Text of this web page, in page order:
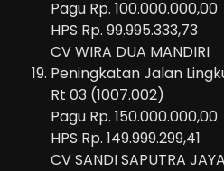
Pagu Rp. 100.000.000,00
HPS Rp. 99.995.333,73
CV WIRA DUA MANDIRI
Peningkatan Jalan
Rt 03 (1007.002)
Pagu Rp. 150.000.000,00
HPS Rp. 149.999.299,41
CV SANDI SAPUTRA JAYA